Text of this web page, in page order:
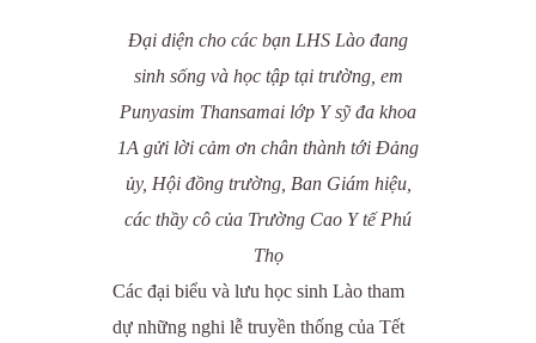
Đại diện cho các bạn LHS Lào đang
sinh sống và học tập tại trường, em
Punyasim Thansamai lớp Y sỹ đa khoa
1A gửi lời cảm ơn chân thành tới Đảng
ủy, Hội đồng trường, Ban Giám hiệu,
các thầy cô của Trường Cao Y tế Phú
Thọ
Các đại biểu và lưu học sinh Lào tham
dự những nghi lễ truyền thống của Tết